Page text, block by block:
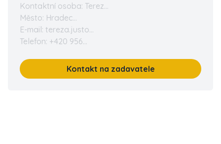
Kontaktní osoba: Terez...
Město: Hradec...
E-mail: tereza.justo...
Telefon: +420 956...
Kontakt na zadavatele